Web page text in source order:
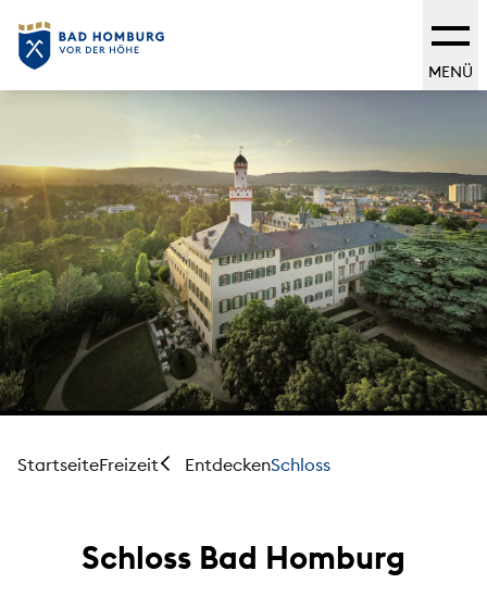
MENÜ
StartseiteFreizeit EntdeckenSchloss
Schloss Bad Homburg